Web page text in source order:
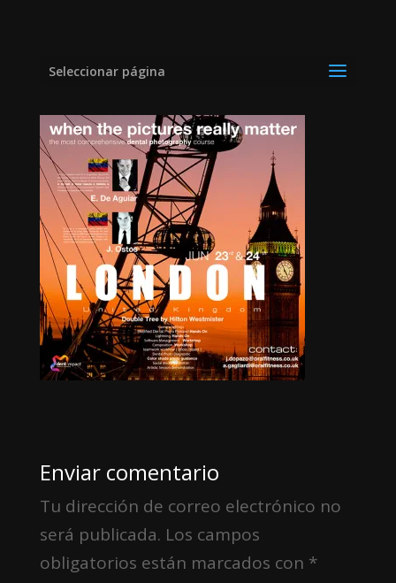
Seleccionar página
Curso Londres
Enviar comentario
Tu dirección de correo electrónico no
será publicada. Los campos
obligatorios están marcados con *